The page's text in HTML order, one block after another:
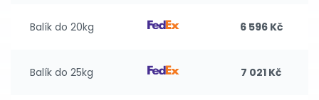
Balík do 20kg 6 596 Kč
Balík do 25kg 7 021 Kč